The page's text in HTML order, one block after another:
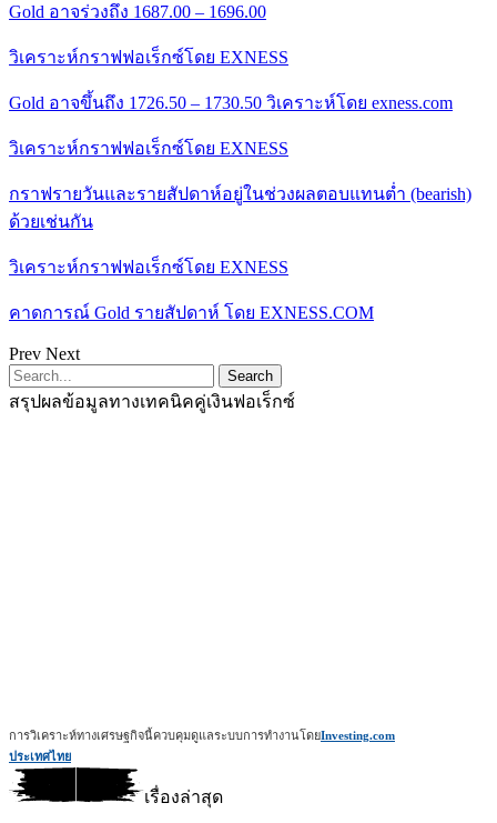
Gold อาจร่วงถึง 1687.00 – 1696.00
วิเคราะห์กราฟฟอเร็กซ์โดย EXNESS
Gold อาจขึ้นถึง 1726.50 – 1730.50 วิเคราะห์โดย exness.com
วิเคราะห์กราฟฟอเร็กซ์โดย EXNESS
กราฟรายวันและรายสัปดาห์อยู่ในช่วงผลตอบแทนต่ำ (bearish)
ด้วยเช่นกัน
วิเคราะห์กราฟฟอเร็กซ์โดย EXNESS
คาดการณ์ Gold รายสัปดาห์ โดย EXNESS.COM
Prev Next
สรุปผลข้อมูลทางเทคนิคคู่เงินฟอเร็กซ์
การวิเคราะห์ทางเศรษฐกิจนี้ควบคุมดูแลระบบการทำงานโดยInvesting.com
ประเทศไทย
เรื่องล่าสุด